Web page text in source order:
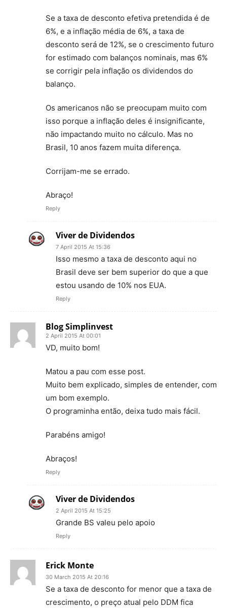
Se a taxa de desconto efetiva pretendida é de
6%, e a inflação média de 6%, a taxa de
desconto será de 12%, se o crescimento futuro
for estimado com balanços nominais, mas 6%
se corrigir pela inflação os dividendos do
balanço.
Os americanos não se preocupam muito com
isso porque a inflação deles é insignificante,
não impactando muito no cálculo. Mas no
Brasil, 10 anos fazem muita diferença.
Corrijam-me se errado.
Abraço!
Reply
Viver de Dividendos
7 April 2015 At 15:36
Isso mesmo a taxa de desconto aqui no
Brasil deve ser bem superior do que a que
estou usando de 10% nos EUA.
Reply
Blog Simplinvest
2 April 2015 At 00:01
VD, muito bom!
Matou a pau com esse post.
Muito bem explicado, simples de entender, com
um bom exemplo.
O programinha então, deixa tudo mais fácil.
Parabéns amigo!
Abraços!
Reply
Viver de Dividendos
2 April 2015 At 15:25
Grande BS valeu pelo apoio
Reply
Erick Monte
30 March 2015 At 20:16
Se a taxa de desconto for menor que a taxa de
crescimento, o preço atual pelo DDM fica